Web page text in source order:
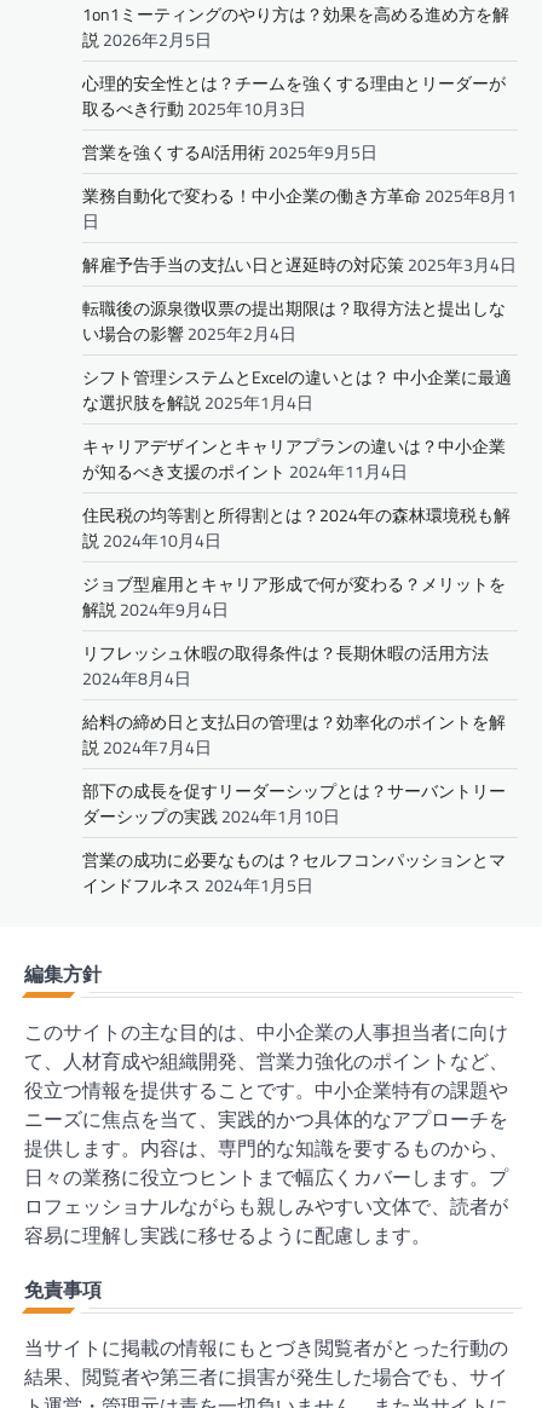
1on1ミーティングのやり方は？効果を高める進め方を解
説2026年2月5日
心理的安全性とは？チームを強くする理由とリーダーが
取るべき行動 2025年10月3日
営業を強くするAI活用術2025年9月5日
業務自動化で変わる！中小企業の働き方革命 2025年8月1
日
解雇予告手当の支払い日と遅延時の対応策2025年3月4日
転職後の源泉徴収票の提出期限は？取得方法と提出しな
い場合の影響2025年2月4日
シフト管理システムとExcelの違いとは？ 中小企業に最適
な選択肢を解説2025年1月4日
キャリアデザインとキャリアプランの違いは？中小企業
が知るべき支援のポイント 2024年11月4日
住民税の均等割と所得割とは？2024年の森林環境税も解
説2024年10月4日
ジョブ型雇用とキャリア形成で何が変わる？メリットを
解説2024年9月4日
リフレッシュ休暇の取得条件は？長期休暇の活用方法
2024年8月4日
給料の締め日と支払日の管理は？効率化のポイントを解
説2024年7月4日
部下の成長を促すリーダーシップとは？サーバントリー
ダーシップの実践2024年1月10日
営業の成功に必要なものは？セルフコンパッションとマ
インドフルネス 2024年1月5日
編集方針
このサイトの主な目的は、中小企業の人事担当者に向け
て、人材育成や組織開発、営業力強化のポイントなど、
役立つ情報を提供することです。中小企業特有の課題や
ニーズに焦点を当て、実践的かつ具体的なアプローチを
提供します。内容は、専門的な知識を要するものから、
日々の業務に役立つヒントまで幅広くカバーします。プ
ロフェッショナルながらも親しみやすい文体で、読者が
容易に理解し実践に移せるように配慮します。
免責事項
当サイトに掲載の情報にもとづき閲覧者がとった行動の
結果、閲覧者や第三者に損害が発生した場合でも、サイ